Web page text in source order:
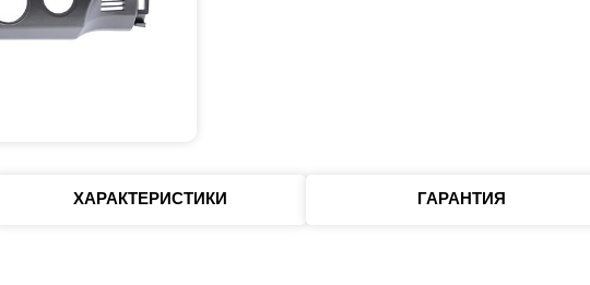
ХАРАКТЕРИСТИКИ ГАРАНТИЯ